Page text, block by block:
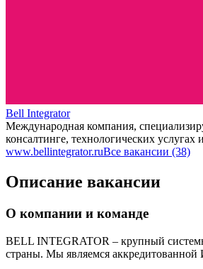
Bell Integrator
Международная компания,
консалтинге, технологических услугах
www.bellintegrator.ruВсе вакансии (38)
Описание вакансии
О компании и команде
BELL INTEGRATOR – крупный
страны. Мы являемся